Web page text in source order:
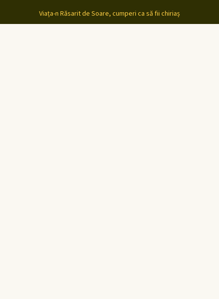
Viața-n Răsarit de Soare, cumperi ca să fii chiriaș